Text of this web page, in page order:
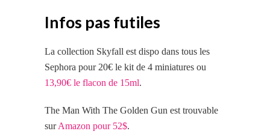
Infos pas futiles
La collection Skyfall est dispo dans tous les
Sephora pour 20€ le kit de 4 miniatures ou
13,90€ le flacon de 15ml.
The Man With The Golden Gun est trouvable
surAmazon pour 52$.